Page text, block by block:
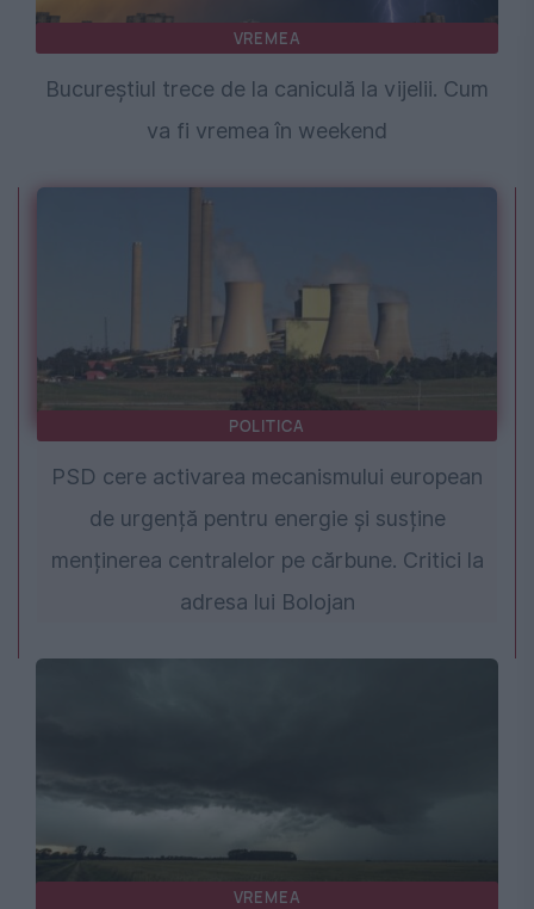
VREMEA
Bucureștiul trece de la caniculă la vijelii. Cum
va fi vremea în weekend
POLITICA
PSD cere activarea mecanismului european
de urgență pentru energie și susține
menținerea centralelor pe cărbune. Critici la
adresa lui Bolojan
VREMEA